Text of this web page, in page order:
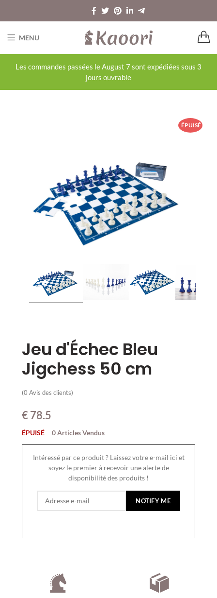
MENU
Les commandes passées le August 7 sont expédiées sous 3
jours ouvrable
ÉPUISÉ
Jeu d'Échec Bleu
Jigchess 50 cm
(0 Avis des clients)
€78.5
ÉPUISÉ 0 Articles Vendus
Intéressé par ce produit ? Laissez votre e-mail ici et
soyez le premier à recevoir une alerte de
disponibilité des produits !